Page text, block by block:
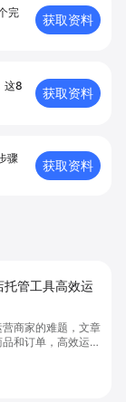
完
获取资料
这8
获取资料
骤
获取资料
管工具高效运
商家的难题，文章
和订单，高效运营
运营托管和丰富营
击了解微信小店批